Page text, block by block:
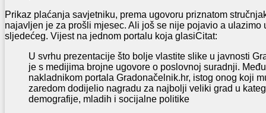
Prikaz plaćanja savjetniku, prema ugovoru priznatom
najavljen je za prošli mjesec. Ali još se nije pojavio a ulazimo
sljedećeg. Vijest na jednom portalu koja glasiCitat:
U svrhu prezentacije što bolje vlastite slike u javnosti
je s medijima brojne ugovore o poslovnoj suradnji.
nakladnikom portala Gradonačelnik.hr, istog onog koji
zaredom dodijelio nagradu za najbolji veliki grad u
demografije, mladih i socijalne politike